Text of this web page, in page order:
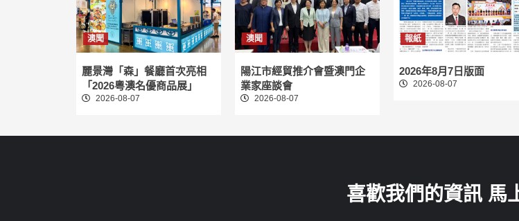
澳聞
麗景灣「森」餐廳首次亮相
「2026粵澳名優商品展」
2026-08-07
澳聞
陽江市經貿推介會暨澳門企
業家座談會
2026-08-07
報紙
2026年8月7日版面
2026-08-07
喜歡我們的資訊 馬